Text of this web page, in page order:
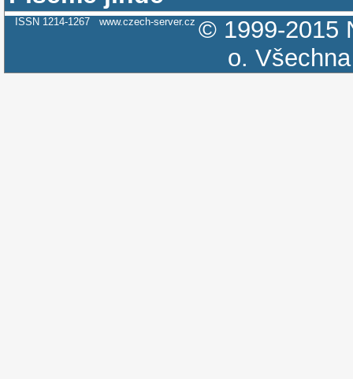
ISSN 1214-1267 www.czech-server.cz © 1999-2015
o.